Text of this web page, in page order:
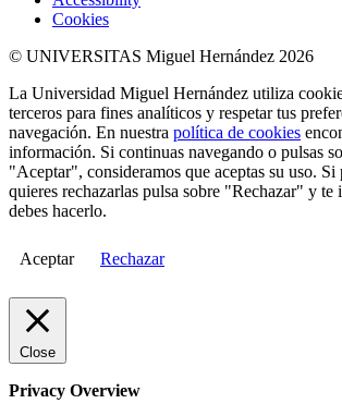
Cookies
© UNIVERSITAS Miguel Hernández 2026
La Universidad Miguel Hernández utiliza
terceros para fines analíticos y respetar tus
navegación. En nuestra política de cookies
información. Si continuas navegando o pulsas
"Aceptar", consideramos que aceptas su uso.
quieres rechazarlas pulsa sobre "Rechazar" y te
debes hacerlo.
Aceptar Rechazar
Close
Privacy Overview